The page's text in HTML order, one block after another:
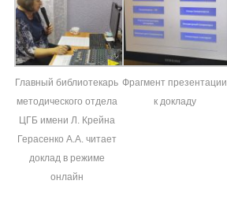
Главный библиотекарь
методического отдела
ЦГБ имени Л. Крейна
Герасенко А.А. читает
доклад в режиме
онлайн
Фрагмент презентации
к докладу